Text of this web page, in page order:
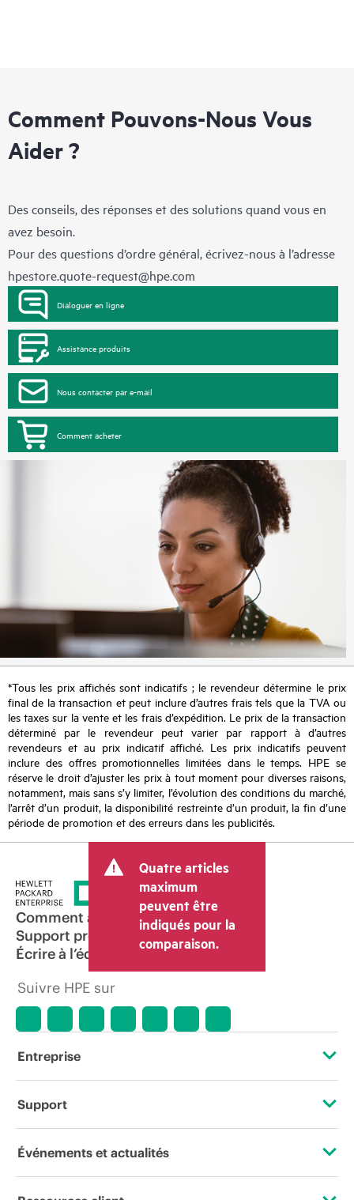
Comment Pouvons-Nous Vous
Aider ?
Des conseils, des réponses et des solutions quand vous en
avez besoin.
Pour des questions d’ordre général, écrivez-nous à l’adresse
hpestore.quote-request@hpe.com
Dialoguer en ligne
Assistance produits
Nous contacter par e-mail
Comment acheter
*Tous les prix affichés sont indicatifs ; le revendeur détermine le prix
final de la transaction et peut inclure d’autres frais tels que la TVA ou
les taxes sur la vente et les frais d’expédition. Le prix de la transaction
déterminé par le revendeur peut varier par rapport à d’autres
revendeurs et au prix indicatif affiché. Les prix indicatifs peuvent
inclure des offres promotionnelles limitées dans le temps. HPE se
réserve le droit d’ajuster les prix à tout moment pour diverses raisons,
notamment, mais sans s’y limiter, l’évolution des conditions du marché,
l’arrêt d’un produit, la disponibilité restreinte d’un produit, la fin d’une
période de promotion et des erreurs dans les publicités.
Quatre articles
maximum
peuvent être
indiqués pour la
comparaison.
Comment acheter
Support produit
Écrire à l’équipe commerciale
Suivre HPE sur
Entreprise
À propos de HPE
Support
Services d’assistance opérationnelle (OSS)
Événements et actualités
Événements